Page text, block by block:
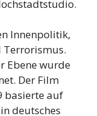
Innenpolitik,
Terrorismus.
Ebene wurde
Der Film
basierte auf
deutsches